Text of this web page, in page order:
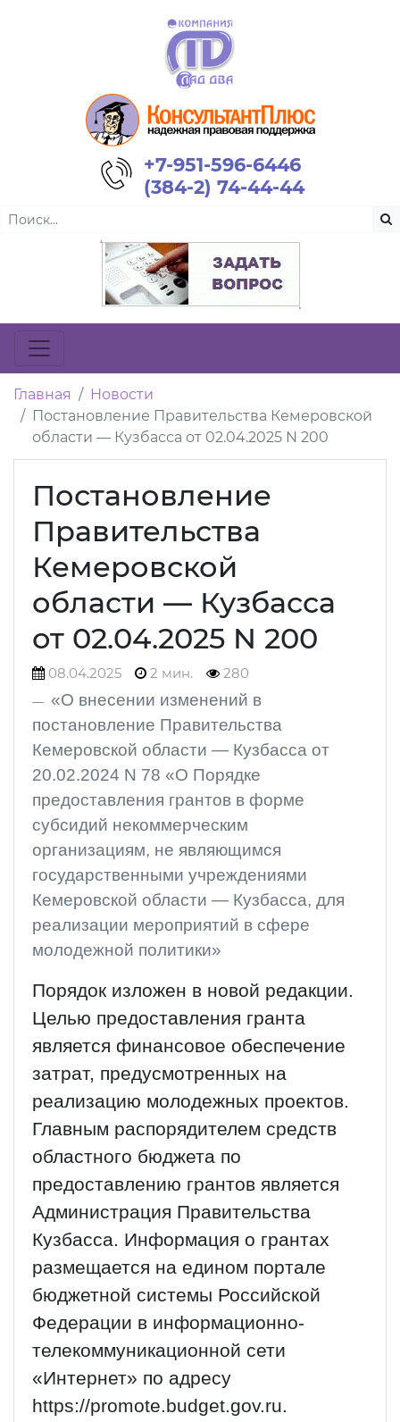
+7-951-596-6446
(384-2) 74-44-44
Главная
Новости
Постановление Правительства Кемеровской
области — Кузбасса от 02.04.2025 N 200
Постановление
Правительства
Кемеровской
области — Кузбасса
от 02.04.2025 N 200
08.04.2025 2 мин. 280
«О внесении изменений в
постановление Правительства
Кемеровской области — Кузбасса от
20.02.2024 N 78 «О Порядке
предоставления грантов в форме
субсидий некоммерческим
организациям, не являющимся
государственными учреждениями
Кемеровской области — Кузбасса, для
реализации мероприятий в сфере
молодежной политики»
Порядок изложен в новой редакции.
Целью предоставления гранта
является финансовое обеспечение
затрат, предусмотренных на
реализацию молодежных проектов.
Главным распорядителем средств
областного бюджета по
предоставлению грантов является
Администрация Правительства
Кузбасса. Информация о грантах
размещается на едином портале
бюджетной системы Российской
Федерации в информационно-
телекоммуникационной сети
«Интернет» по адресу
https://promote.budget.gov.ru.